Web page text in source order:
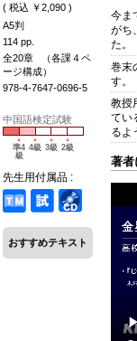
( 税込 ￥2,090 )
A5判
114 pp.
全20章
（各課４ペ
ージ構成）
978-4-7647-0696-5
中国語検定試験
準4
級
4級 3級 2級
先生用付属品 :
おすすめテキスト
今ま
がち
た。
巻末
す。
教授
てい
るよ
著者